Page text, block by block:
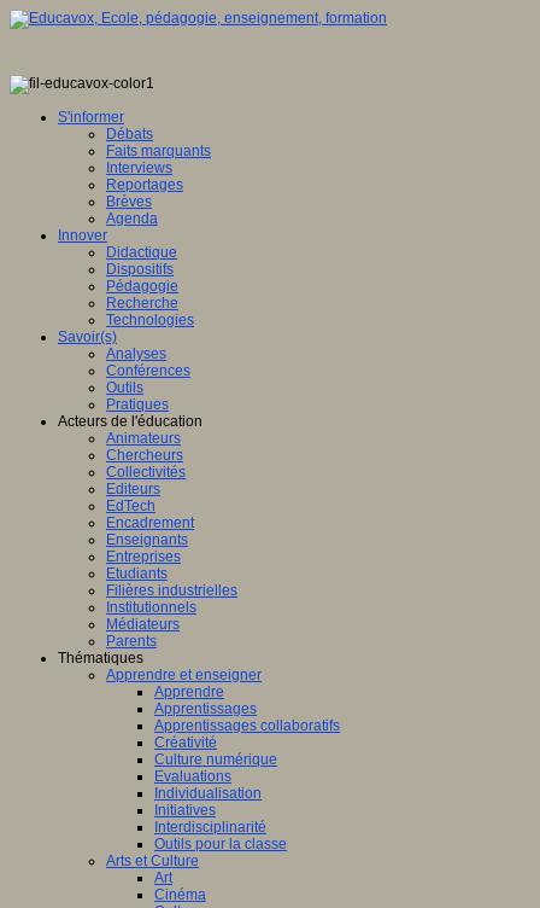
S'informer
Débats
Faits marquants
Interviews
Reportages
Brèves
Agenda
Innover
Didactique
Dispositifs
Pédagogie
Recherche
Technologies
Savoir(s)
Analyses
Conférences
Outils
Pratiques
Acteurs de l'éducation
Animateurs
Chercheurs
Collectivités
Editeurs
EdTech
Encadrement
Enseignants
Entreprises
Etudiants
Filières industrielles
Institutionnels
Médiateurs
Parents
Thématiques
Apprendre et enseigner
Apprendre
Apprentissages
Apprentissages collaboratifs
Créativité
Culture numérique
Evaluations
Individualisation
Initiatives
Interdisciplinarité
Outils pour la classe
Arts et Culture
Art
Cinéma